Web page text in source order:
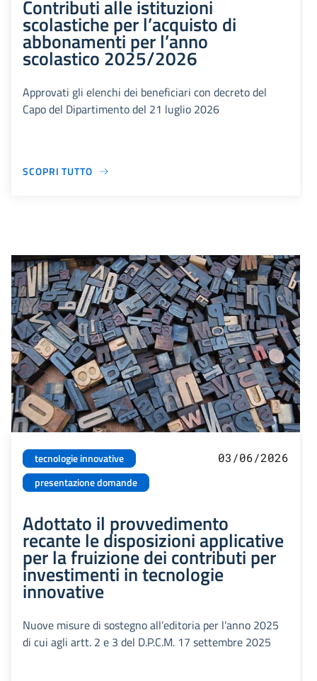
Contributi alle istituzioni
scolastiche per l’acquisto di
abbonamenti per l’anno
scolastico 2025/2026
Approvati gli elenchi dei beneficiari con decreto del
Capo del Dipartimento del 21 luglio 2026
SCOPRI TUTTO
tecnologie innovative
presentazione domande
03/06/2026
Adottato il provvedimento
recante le disposizioni applicative
per la fruizione dei contributi per
investimenti in tecnologie
innovative
Nuove misure di sostegno all’editoria per l’anno 2025
di cui agli artt. 2 e 3 del D.P.C.M. 17 settembre 2025